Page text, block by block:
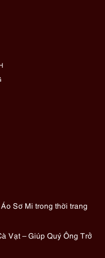
Sơ Mi trong thời trang
Vạt – Giúp Quý Ông Trở